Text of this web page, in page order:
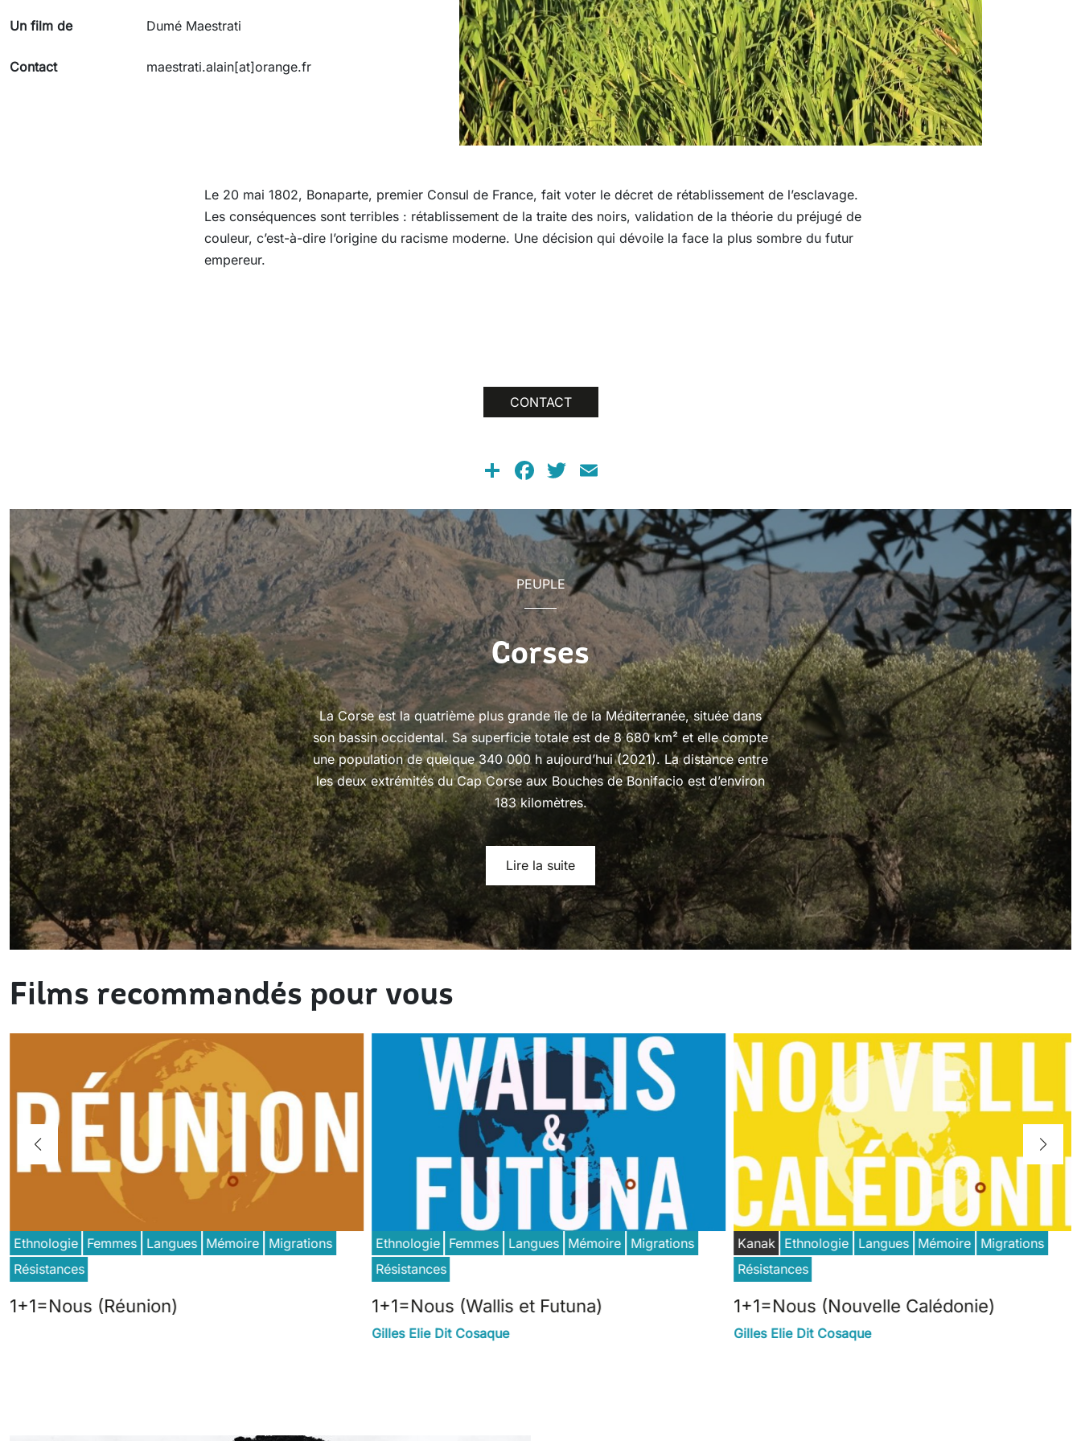
Un film de Dumé Maestrati
Contact maestrati.alain[at]orange.fr
Le 20 mai 1802, Bonaparte, premier Consul de France, fait voter le décret de rétablissement de l’esclavage.
Les conséquences sont terribles : rétablissement de la traite des noirs, validation de la théorie du préjugé de
couleur, c’est-à-dire l’origine du racisme moderne. Une décision qui dévoile la face la plus sombre du futur
empereur.
CONTACT
ShareFacebook
Twitter
PEUPLE
Corses
La Corse est la quatrième plus grande île de la Méditerranée, située dans
son bassin occidental. Sa superficie totale est de 8 680 km² et elle compte
une population de quelque 340 000 h aujourd’hui (2021). La distance entre
les deux extrémités du Cap Corse aux Bouches de Bonifacio est d’environ
183 kilomètres.
Lire la suite
Films recommandés pour vous
Ethnologie Femmes Langues Mémoire
Migrations
Résistances
1+1=Nous (Réunion)
Ethnologie Femmes Langues Mémoire
Migrations
Résistances
1+1=Nous (Wallis et Futuna)
Gilles Elie Dit Cosaque
Kanak Ethnologie Langues Mémoire
Migrations
Résistances
1+1=Nous (Nouvelle Calédonie)
Gilles Elie Dit Cosaque